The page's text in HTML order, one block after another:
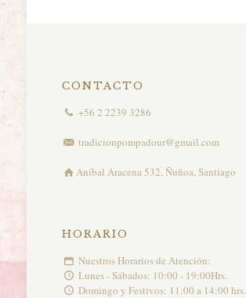
CONTACTO
+56 2 2239 3286
tradicionpompadour@gmail.com
Aníbal Aracena 532, Ñuñoa, Santiago
HORARIO
Nuestros Horarios de Atención:
Lunes - Sábados: 10:00 - 19:00Hrs.
Domingo y Festivos: 11:00 a 14:00 hrs.